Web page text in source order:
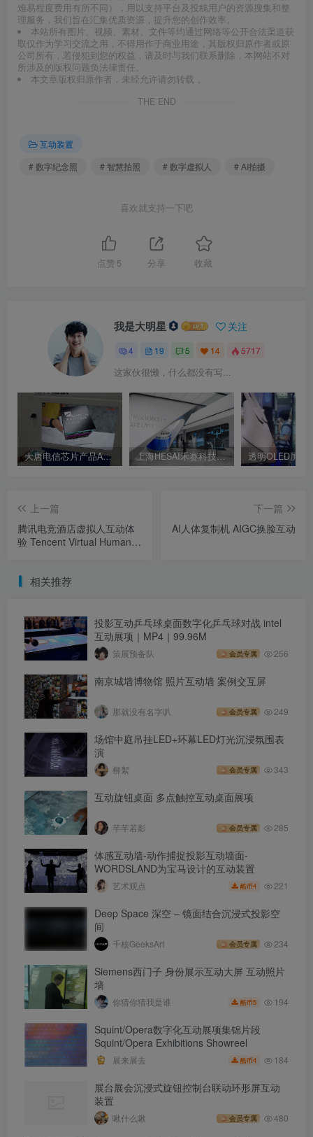
难易程度费用有所不同），用以支持平台及投稿用户的资源搜集和整
理服务，我们旨在汇集优质资源，提升您的创作效率。
本站所有图片、视频、素材、文件等均通过网络等公开合法渠道获
取仅作为学习交流之用，不得用作于商业用途，其版权归原作者或原
公司所有，若侵犯到您的权益，请及时与我们联系删除，本网站不对
所涉及的版权问题负法律责任。
本文章版权归原作者，未经允许请勿转载 。
THE END
互动装置
# 数字纪念照
# 智慧拍照 # 数字虚拟人 # AI拍摄
喜欢就支持一下吧
点赞 5 分享 收藏
我是大明星 关注
4 19 5 14 5717
这家伙很懒，什么都没有写...
大唐电信芯片产品AR展示 AR互动屏幕 上海HESAI禾赛科技企业展厅 数字交互展厅 人机交互体验
上一篇
腾讯电竞酒店虚拟人互动体
验 Tencent Virtual Human
下一篇
AI人体复制机 AIGC换脸互动
相关推荐
投影互动乒乓球桌面数字化乒乓球对战 intel
互动展项｜MP4｜99.96M
策展预备队 会员专属 256
南京城墙博物馆 照片互动墙 案例交互屏
那就没有名字叭 会员专属 249
场馆中庭吊挂LED+环幕LED灯光沉浸氛围表
演
柳絮 会员专属 343
互动旋钮桌面 多点触控互动桌面展项
芊芊若影 会员专属 285
体感互动墙-动作捕捉投影互动墙面-
WORDSLAND为宝马设计的互动装置
艺术观点 酷币4 221
Deep Space 深空 – 镜面结合沉浸式投影空
间
千核GeeksArt 会员专属 234
Siemens西门子 身份展示互动大屏 互动照片
墙
你猜你猜我是谁 酷币5 194
Squint/Opera数字化互动展项集锦片段
Squint/Opera Exhibitions Showreel
展来展去 酷币4 184
展台展会沉浸式旋钮控制台联动环形屏互动
装置
啾什么啾 会员专属 480